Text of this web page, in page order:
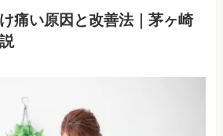
痛い原因と改善法｜茅ヶ崎